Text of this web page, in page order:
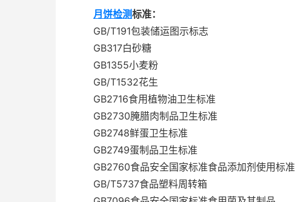
月饼检测标准：
GB/T191包装储运图示标志
GB317白砂糖
GB1355小麦粉
GB/T1532花生
GB2716食用植物油卫生标准
GB2730腌腊肉制品卫生标准
GB2748鲜蛋卫生标准
GB2749蛋制品卫生标准
GB2760食品安全国家标准食品添加剂使用标准
GB/T5737食品塑料周转箱